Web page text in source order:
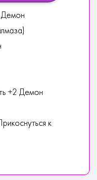
Демон
+2 Демон
к